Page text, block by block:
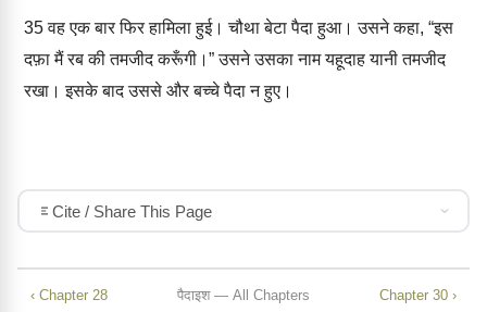
35वह एक बार फिर हामिला हुई। चौथा बेटा पैदा हुआ। उसने कहा, “इस
दफ़ा मैं रब की तमजीद करूँगी।” उसने उसका नाम यहूदाह यानी तमजीद
रखा। इसके बाद उससे और बच्चे पैदा न हुए।
Cite / Share This Page
‹ Chapter 28 पैदाइश — All Chapters Chapter 30 ›